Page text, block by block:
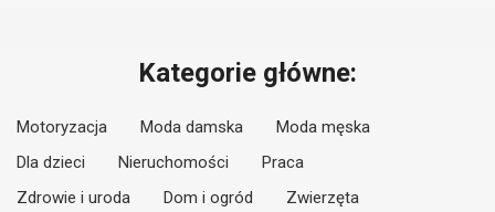
Kategorie główne:
Motoryzacja Moda damska
Moda męska
Dla dzieci
Nieruchomości
Praca
Zdrowie i uroda
Dom i ogród
Zwierzęta